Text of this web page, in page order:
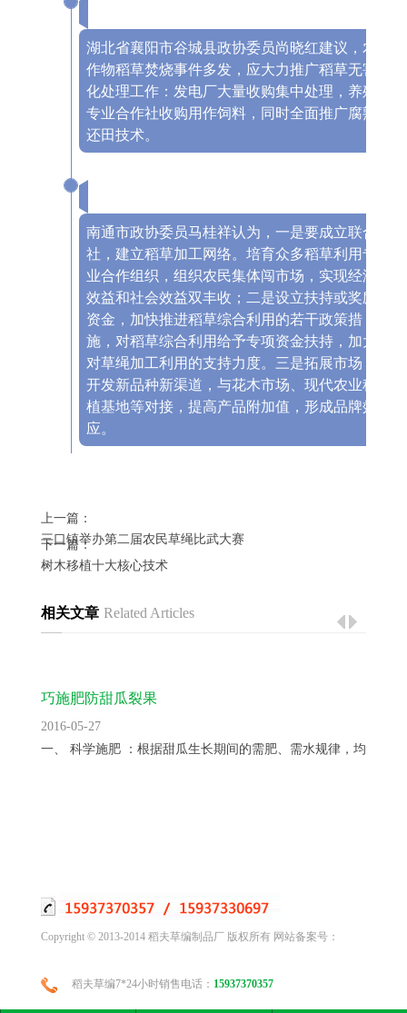
湖北省襄阳市谷城县政协委员尚晓红建议，农
作物稻草焚烧事件多发，应大力推广稻草无害
化处理工作：发电厂大量收购集中处理，养殖
专业合作社收购用作饲料，同时全面推广腐熟
还田技术。
南通市政协委员马桂祥认为，一是要成立联合
社，建立稻草加工网络。培育众多稻草利用专
业合作组织，组织农民集体闯市场，实现经济
效益和社会效益双丰收；二是设立扶持或奖励
资金，加快推进稻草综合利用的若干政策措
施，对稻草综合利用给予专项资金扶持，加大
对草绳加工利用的支持力度。三是拓展市场，
开发新品种新渠道，与花木市场、现代农业种
植基地等对接，提高产品附加值，形成品牌效
应。
上一篇：
三口镇举办第二届农民草绳比武大赛
下一篇：
树木移植十大核心技术
相关文章 Related Articles
巧施肥防甜瓜裂果
2016-05-27
一、 科学施肥 ：根据甜瓜生长期间的需肥、需水规律，均衡供...
Copyright © 2013-2014 稻夫草编制品厂 版权所有 网站备案号：
稻夫草编7*24小时销售电话： 15937370357